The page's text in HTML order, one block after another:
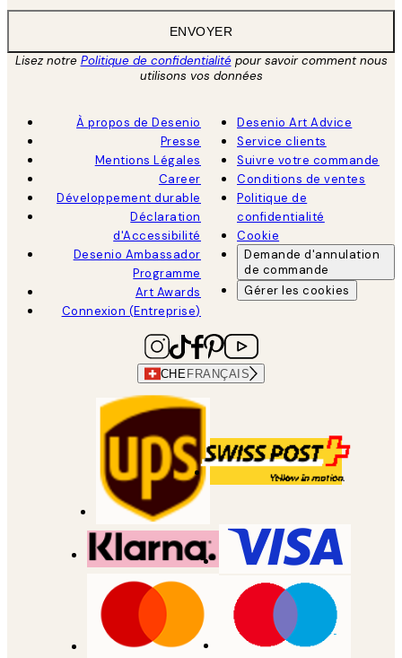
ENVOYER
Lisez notre Politique de confidentialitépour savoir comment nous
utilisons vos données
À propos de Desenio
Presse
Mentions Légales
Career
Développement durable
Déclaration
d'Accessibilité
Desenio Ambassador
Programme
Art Awards
Connexion (Entreprise)
Desenio Art Advice
Service clients
Suivre votre commande
Conditions de ventes
Politique de
confidentialité
Cookie
Demande d'annulation
de commande
Gérer les cookies
CHE FRANÇAIS